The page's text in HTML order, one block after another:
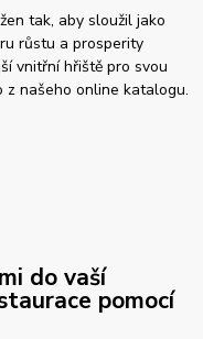
tak, aby sloužil jako
růstu a prosperity
vnitřní hřiště pro svou
z našeho online katalogu.
do vaší
pomocí